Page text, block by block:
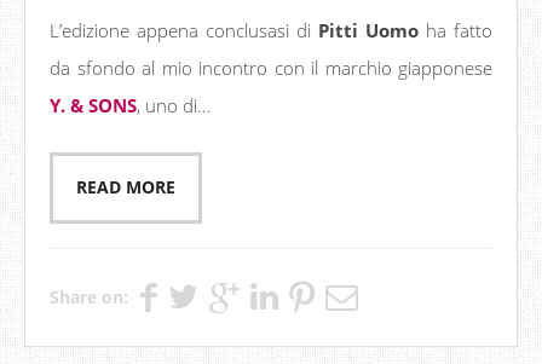
L’edizione appena conclusasi di Pitti Uomo ha fatto
da sfondo al mio incontro con il marchio giapponese
Y. & SONS, uno di...
READ MORE
Share on: